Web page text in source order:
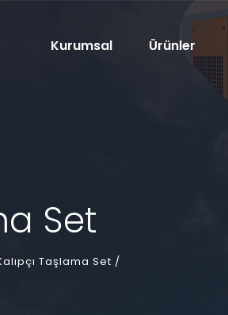
Kurumsal Ürünler
Set
Taşlama Set /